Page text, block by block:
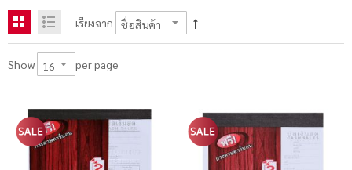
เรียงจาก
Show per page